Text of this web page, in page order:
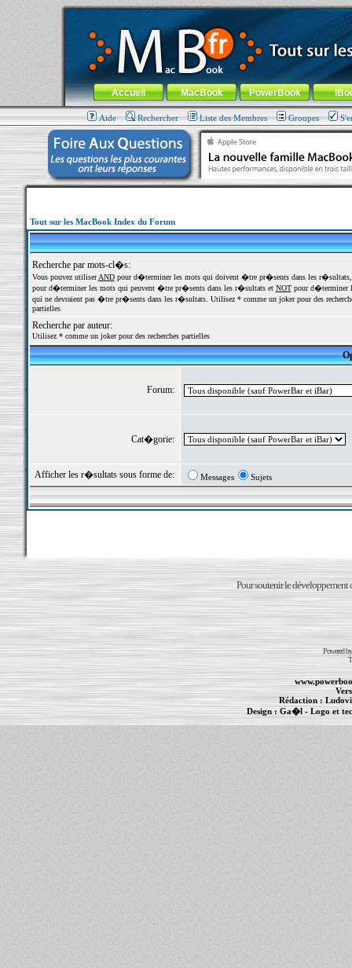
MacBook-fr.com : 100% Apple... 100% nomade !
Aller au contenu-Aller au menu général-Aller au menu de
Menu général
Accueil MacBook PowerBook
Aide Rechercher Liste des Membres Groupes
Tout sur les MacBook Index du Forum
Recherche par mots-cl�s:
Vous pouvez utiliserANDpour d�terminer les mots qui doivent �tre pr�sents dans les
pour d�terminer les mots qui peuvent �tre pr�sents dans les r�sultats et NOTpour d�terminer
qui ne devraient pas �tre pr�sents dans les r�sultats. Utilisez * comme un joker pour des
partielles
Recherche par auteur:
Utilisez * comme un joker pour des recherches partielles
Forum:
Cat�gorie:
Afficher les r�sultats sous forme de: Messages Sujets
Pour soutenir le développement
Powered
Rédaction :
Design : Ga�l- Logo et